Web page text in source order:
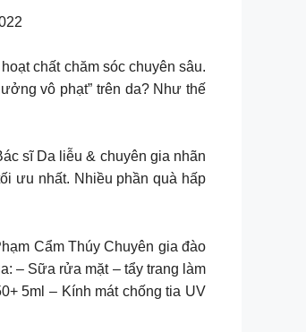
chất chăm sóc chuyên sâu.
vô phạt” trên da? Như thế
sĩ Da liễu & chuyên gia nhãn
ưu nhất. Nhiều phần quà hấp
Cẩm Thúy Chuyên gia đào
– Sữa rửa mặt – tẩy trang làm
5ml – Kính mát chống tia UV